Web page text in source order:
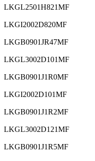
LKGL2501H821MF
LKGI2002D820MF
LKGB0901JR47MF
LKGL3002D101MF
LKGB0901J1R0MF
LKGI2002D101MF
LKGB0901J1R2MF
LKGL3002D121MF
LKGB0901J1R5MF